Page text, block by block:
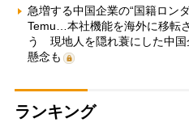
急増する中国企業の“国籍ロン
Temu…本社機能を海外に移転
う 現地人を隠れ蓑にした中国
懸念も
ランキング